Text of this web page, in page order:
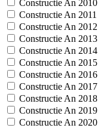
Constructie An 2010
Constructie An 2011
Constructie An 2012
Constructie An 2013
Constructie An 2014
Constructie An 2015
Constructie An 2016
Constructie An 2017
Constructie An 2018
Constructie An 2019
Constructie An 2020